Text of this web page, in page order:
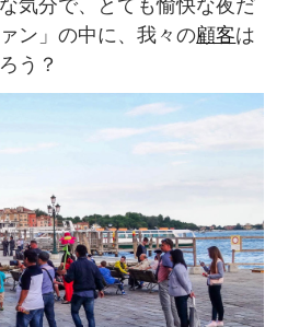
ン」の中に、我々の顧客は
う？